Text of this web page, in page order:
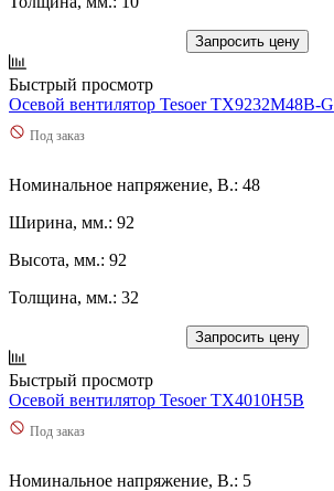
Запросить цену
Быстрый просмотр
Осевой вентилятор Tesoer TX9232M48B-G
Под заказ
Номинальное напряжение, В.: 48
Ширина, мм.: 92
Высота, мм.: 92
Толщина, мм.: 32
Запросить цену
Быстрый просмотр
Осевой вентилятор Tesoer TX4010H5B
Под заказ
Номинальное напряжение, В.: 5